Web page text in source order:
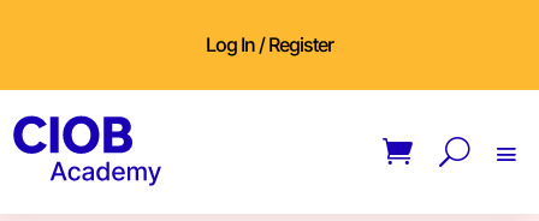
Log In / Register